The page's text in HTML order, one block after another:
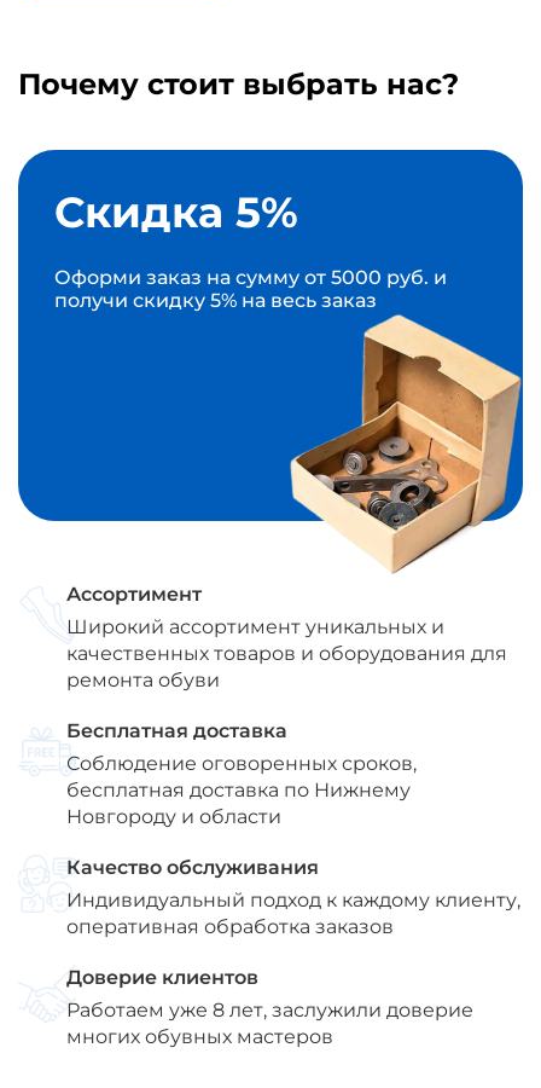
Почему стоит выбрать нас?
Скидка 5%
Оформи заказ на сумму от 5000 руб. и
получи скидку 5% на весь заказ
Ассортимент
Широкий ассортимент уникальных и
качественных товаров и оборудования для
ремонта обуви
Бесплатная доставка
Соблюдение оговоренных сроков,
бесплатная доставка по Нижнему
Новгороду и области
Качество обслуживания
Индивидуальный подход к каждому клиенту,
оперативная обработка заказов
Доверие клиентов
Работаем уже 8 лет, заслужили доверие
многих обувных мастеров